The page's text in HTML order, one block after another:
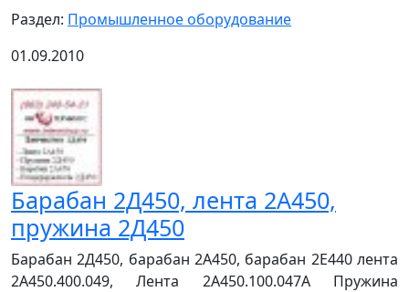
Раздел: Промышленное оборудование
01.09.2010
Барабан 2Д450, лента 2А450,
пружина 2Д450
Барабан 2Д450, барабан 2А450, барабан 2Е440 лента
2А450.400.049, Лента 2А450.100.047А Пружина